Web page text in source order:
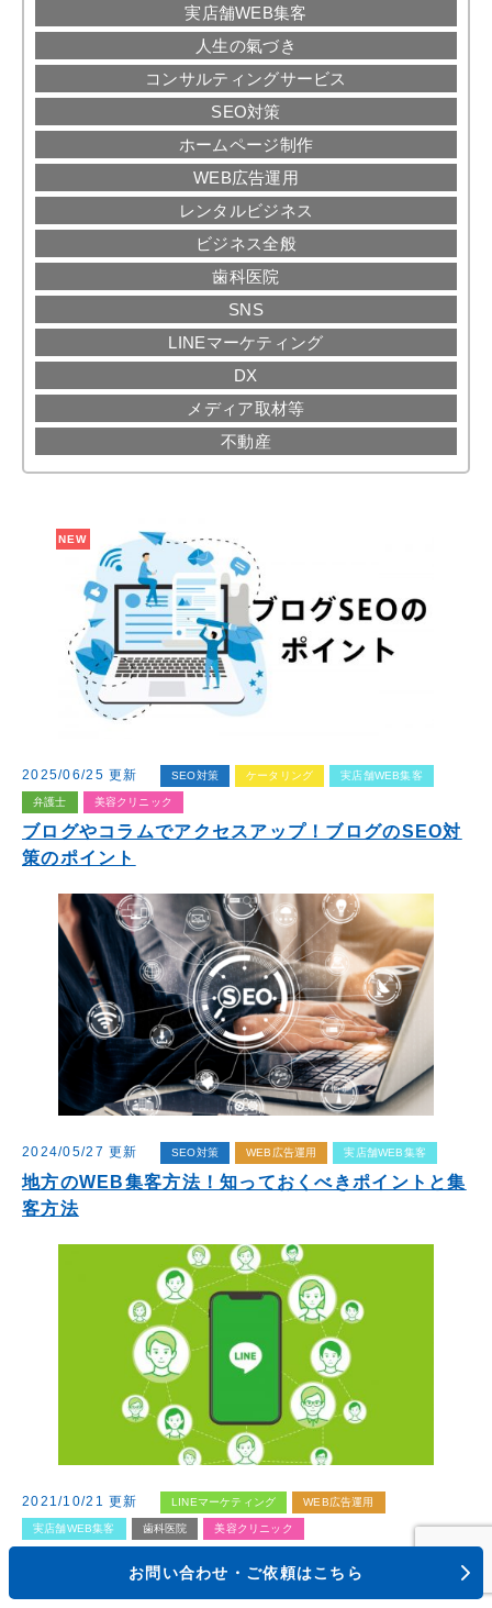
実店舗WEB集客
人生の氣づき
コンサルティングサービス
SEO対策
ホームページ制作
WEB広告運用
レンタルビジネス
ビジネス全般
歯科医院
SNS
LINEマーケティング
DX
メディア取材等
不動産
NEW
2025/06/25 更新 SEO対策 ケータリング 実店舗WEB集客
弁護士 美容クリニック
ブログやコラムでアクセスアップ！ブログのSEO対
策のポイント
2024/05/27 更新 SEO対策 WEB広告運用 実店舗WEB集客
地方のWEB集客方法！知っておくべきポイントと集
客方法
2021/10/21 更新 LINEマーケティング WEB広告運用
実店舗WEB集客 歯科医院 美容クリニック
い？！成果を生み出す為のポイントとは？
お問い合わせ・ご依頼はこちら